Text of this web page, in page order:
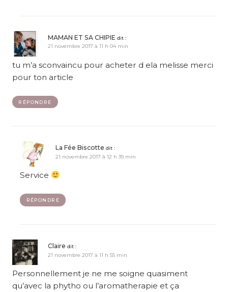
MAMAN ET SA CHIPIE dit :
21 novembre 2017 à 11 h 04 min
tu m’a sconvaincu pour acheter d ela melisse merci
pour ton article
RÉPONDRE
La Fée Biscotte dit :
21 novembre 2017 à 12 h 39 min
Service
RÉPONDRE
Claire dit :
21 novembre 2017 à 11 h 55 min
Personnellement je ne me soigne quasiment
qu’avec la phytho ou l’aromatherapie et ça